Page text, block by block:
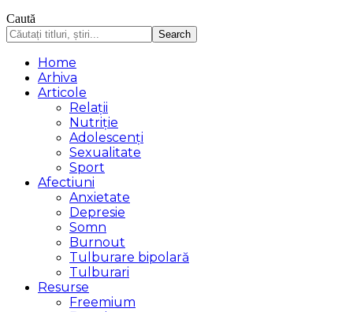
Caută
Home
Arhiva
Articole
Relații
Nutriție
Adolescenți
Sexualitate
Sport
Afectiuni
Anxietate
Depresie
Somn
Burnout
Tulburare bipolară
Tulburari
Resurse
Freemium